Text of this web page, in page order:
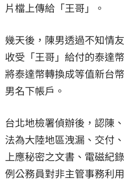
片檔上傳給「王哥」。
幾天後，陳男透過不知情
收受「王哥」給付的泰達
將泰達幣轉換成等值新台
男名下帳戶。
台北地檢署偵辦後，認陳
法為大陸地區洩漏、交付
上應秘密之文書、電磁紀
例公務員對非主管事務利